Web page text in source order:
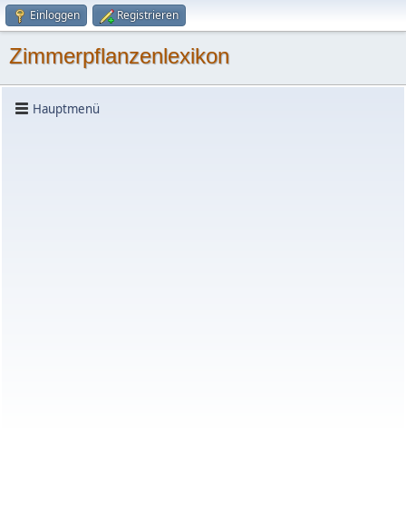
Einloggen Registrieren
Zimmerpflanzenlexikon
Hauptmenü